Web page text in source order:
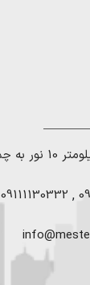
به چمستان
,
09111130332